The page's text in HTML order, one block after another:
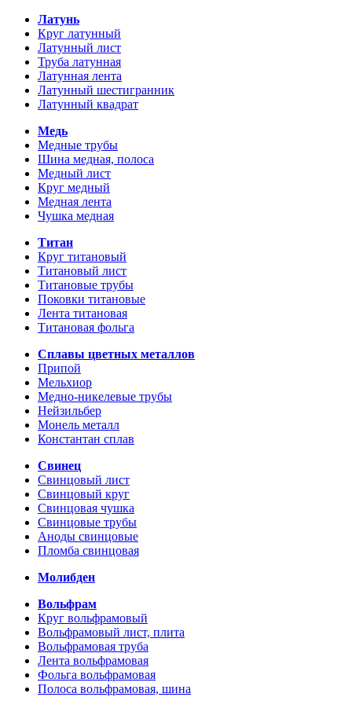
Латунь
Круг латунный
Латунный лист
Труба латунная
Латунная лента
Латунный шестигранник
Латунный квадрат
Медь
Медные трубы
Шина медная, полоса
Медный лист
Круг медный
Медная лента
Чушка медная
Титан
Круг титановый
Титановый лист
Титановые трубы
Поковки титановые
Лента титановая
Титановая фольга
Сплавы цветных металлов
Припой
Мельхиор
Медно-никелевые трубы
Нейзильбер
Монель металл
Константан сплав
Свинец
Свинцовый лист
Свинцовый круг
Свинцовая чушка
Свинцовые трубы
Аноды свинцовые
Пломба свинцовая
Молибден
Вольфрам
Круг вольфрамовый
Вольфрамовый лист, плита
Вольфрамовая труба
Лента вольфрамовая
Фольга вольфрамовая
Полоса вольфрамовая, шина